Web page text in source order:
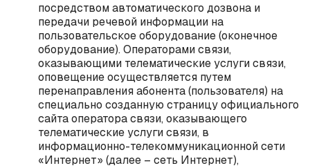
посредством автоматического дозвона и
передачи речевой информации на
пользовательское оборудование (оконечное
оборудование). Операторами связи,
оказывающими телематические услуги связи,
оповещение осуществляется путем
перенаправления абонента (пользователя) на
специально созданную страницу официального
сайта оператора связи, оказывающего
телематические услуги связи, в
информационно-телекоммуникационной сети
«Интернет» (далее – сеть Интернет),